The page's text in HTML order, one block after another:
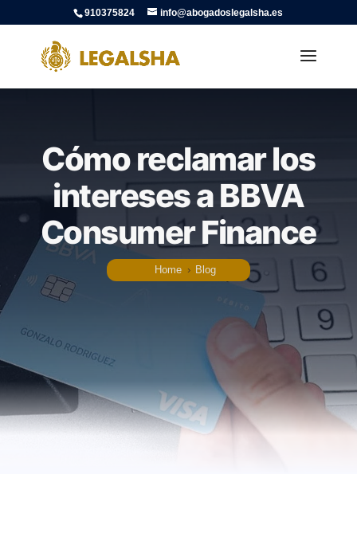
910375824 info@abogadoslegalsha.es
Cómo reclamar los
intereses a BBVA
Consumer Finance
Home › Blog